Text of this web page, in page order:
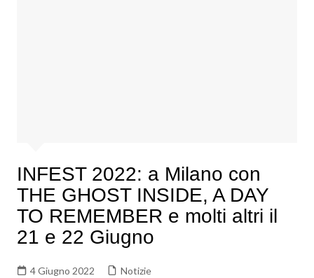
INFEST 2022: a Milano con
THE GHOST INSIDE, A DAY
TO REMEMBER e molti altri il
21 e 22 Giugno
4 Giugno 2022 Notizie